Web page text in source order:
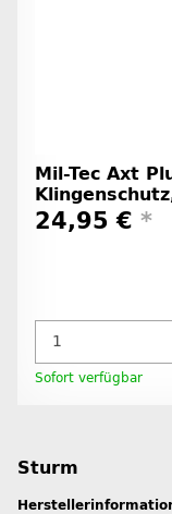
Mil-Tec Axt
24,95 € *
Sofort verfügbar
Sturm